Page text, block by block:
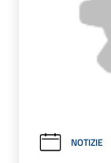
NOTIZIE